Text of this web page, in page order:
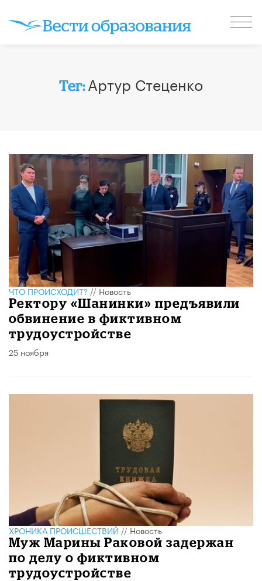
Тег: Артур Стеценко
ЧТО ПРОИСХОДИТ?//Новость
Ректору «Шанинки» предъявили
обвинение в фиктивном
трудоустройстве
25 ноября
ХРОНИКА ПРОИСШЕСТВИЙ//Новость
Муж Марины Раковой задержан
по делу о фиктивном
трудоустройстве